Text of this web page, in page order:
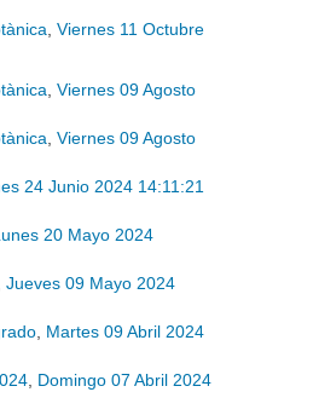
,Viernes 11 Octubre
,Viernes 09 Agosto
,Viernes 09 Agosto
24 Junio 2024 14:11:21
20 Mayo 2024
,Jueves 09 Mayo 2024
Martes 09 Abril 2024
Domingo 07 Abril 2024